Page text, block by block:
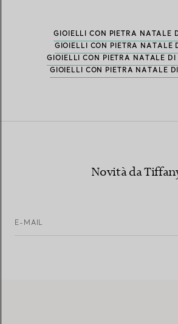
GIOIELLI CON PIETRA NATALE
GIOIELLI CON PIETRA NATALE
GIOIELLI CON PIETRA NATALE DI
GIOIELLI CON PIETRA NATALE
Novità da
E-MAIL